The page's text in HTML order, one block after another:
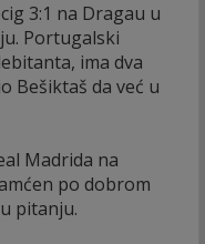
3:1 na Dragau u
Portugalski
ima dva
Bešiktaš da već u
Madrida na
po dobrom
pitanju.